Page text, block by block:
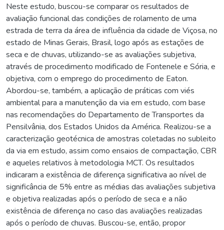
Neste estudo, buscou-se comparar os resultados de
avaliação funcional das condições de rolamento de uma
estrada de terra da área de influência da cidade de Viçosa, no
estado de Minas Gerais, Brasil, logo após as estações de
seca e de chuvas, utilizando-se as avaliações subjetiva,
através de procedimento modificado de Fontenele e Sória, e
objetiva, com o emprego do procedimento de Eaton.
Abordou-se, também, a aplicação de práticas com viés
ambiental para a manutenção da via em estudo, com base
nas recomendações do Departamento de Transportes da
Pensilvânia, dos Estados Unidos da América. Realizou-se a
caracterização geotécnica de amostras coletadas no subleito
da via em estudo, assim como ensaios de compactação, CBR
e aqueles relativos à metodologia MCT. Os resultados
indicaram a existência de diferença significativa ao nível de
significância de 5% entre as médias das avaliações subjetiva
e objetiva realizadas após o período de seca e a não
existência de diferença no caso das avaliações realizadas
após o período de chuvas. Buscou-se, então, propor